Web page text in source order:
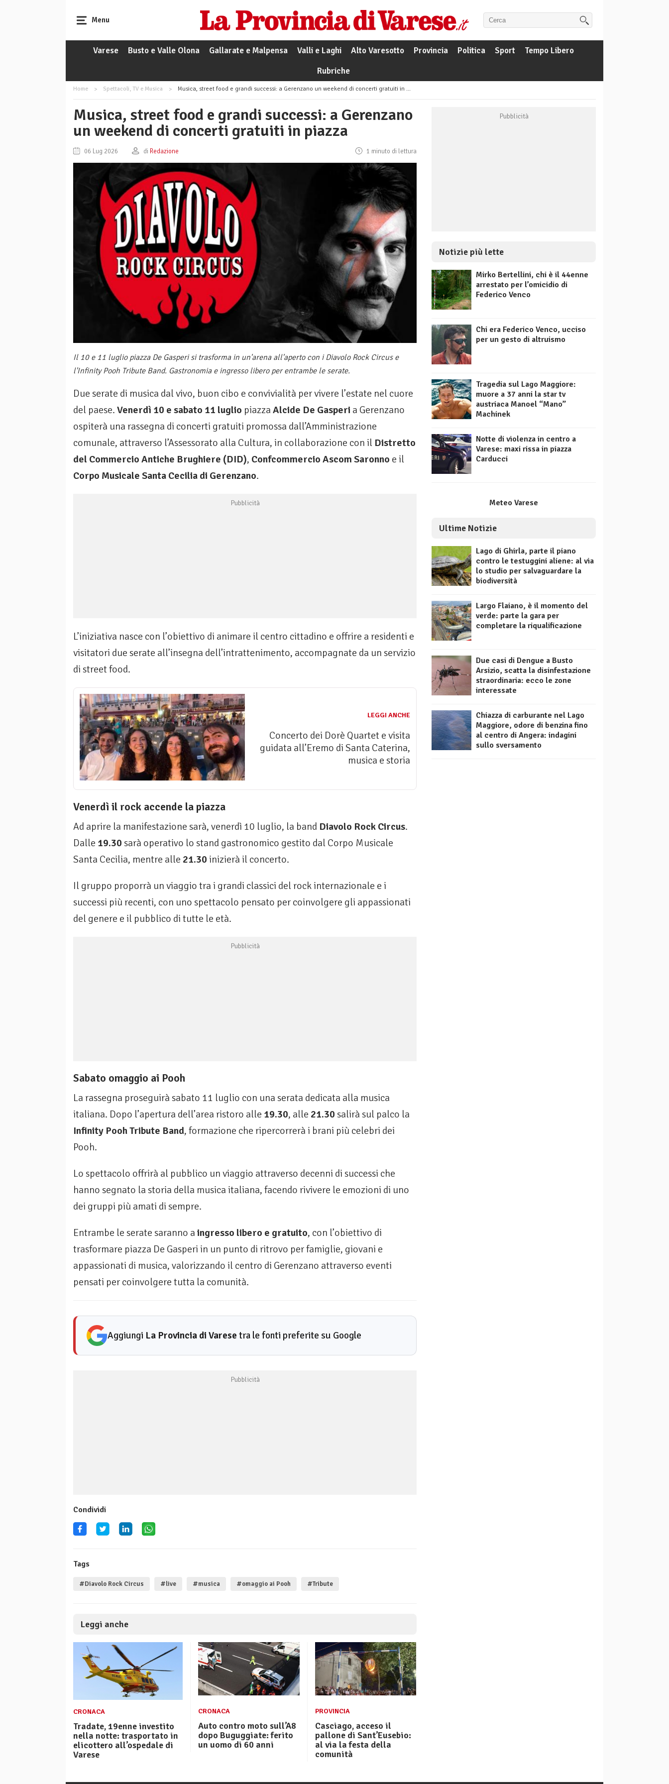
Menu
Varese Busto e Valle Olona Gallarate e Malpensa Valli e Laghi Alto Varesotto Provincia Politica Sport
Tempo Libero
Rubriche
Home Spettacoli, TV e Musica Musica, street food e grandi successi: a Gerenzano un weekend di concerti gratuiti in piazza
Musica, street food e grandi successi: a Gerenzano
un weekend di concerti gratuiti in piazza
06 Lug 2026 di Redazione 1 minuto di lettura
Il 10 e 11 luglio piazza De Gasperi si trasforma in un'arena all'aperto con i Diavolo Rock Circus e
l'Infinity Pooh Tribute Band. Gastronomia e ingresso libero per entrambe le serate.
Due serate di musica dal vivo, buon cibo e convivialità per vivere l’estate nel cuore
del paese. Venerdì 10 e sabato 11 luglio piazza Alcide De Gasperi a Gerenzano
ospiterà una rassegna di concerti gratuiti promossa dall’Amministrazione
comunale, attraverso l’Assessorato alla Cultura, in collaborazione con il Distretto
del Commercio Antiche Brughiere (DID), Confcommercio Ascom Saronno e il
Corpo Musicale Santa Cecilia di Gerenzano.
L’iniziativa nasce con l’obiettivo di animare il centro cittadino e offrire a residenti e
visitatori due serate all’insegna dell’intrattenimento, accompagnate da un servizio
di street food.
LEGGI ANCHE
Concerto dei Dorè Quartet e visita
guidata all’Eremo di Santa Caterina,
musica e storia
Venerdì il rock accende la piazza
Ad aprire la manifestazione sarà, venerdì 10 luglio, la band Diavolo Rock Circus.
Dalle 19.30 sarà operativo lo stand gastronomico gestito dal Corpo Musicale
Santa Cecilia, mentre alle 21.30 inizierà il concerto.
Il gruppo proporrà un viaggio tra i grandi classici del rock internazionale e i
successi più recenti, con uno spettacolo pensato per coinvolgere gli appassionati
del genere e il pubblico di tutte le età.
Sabato omaggio ai Pooh
La rassegna proseguirà sabato 11 luglio con una serata dedicata alla musica
italiana. Dopo l’apertura dell’area ristoro alle 19.30, alle 21.30 salirà sul palco la
Infinity Pooh Tribute Band, formazione che ripercorrerà i brani più celebri dei
Pooh.
Lo spettacolo offrirà al pubblico un viaggio attraverso decenni di successi che
hanno segnato la storia della musica italiana, facendo rivivere le emozioni di uno
dei gruppi più amati di sempre.
Entrambe le serate saranno a ingresso libero e gratuito, con l’obiettivo di
trasformare piazza De Gasperi in un punto di ritrovo per famiglie, giovani e
appassionati di musica, valorizzando il centro di Gerenzano attraverso eventi
pensati per coinvolgere tutta la comunità.
Aggiungi La Provincia di Varese tra le fonti preferite su Google
Condividi
Tags
#Diavolo Rock Circus #live #musica #omaggio ai Pooh #Tribute
Leggi anche
CRONACA
Tradate, 19enne investito
nella notte: trasportato in
elicottero all’ospedale di
Varese
CRONACA
Auto contro moto sull’A8
dopo Buguggiate: ferito
un uomo di 60 anni
PROVINCIA
Casciago, acceso il
pallone di Sant’Eusebio:
al via la festa della
comunità
Notizie più lette
Mirko Bertellini, chi è il 44enne
arrestato per l’omicidio di
Federico Venco
Chi era Federico Venco, ucciso
per un gesto di altruismo
Tragedia sul Lago Maggiore:
muore a 37 anni la star tv
austriaca Manoel “Mano”
Machinek
Notte di violenza in centro a
Varese: maxi rissa in piazza
Carducci
Meteo Varese
Ultime Notizie
Lago di Ghirla, parte il piano
contro le testuggini aliene: al via
lo studio per salvaguardare la
biodiversità
Largo Flaiano, è il momento del
verde: parte la gara per
completare la riqualificazione
Due casi di Dengue a Busto
Arsizio, scatta la disinfestazione
straordinaria: ecco le zone
interessate
Chiazza di carburante nel Lago
Maggiore, odore di benzina fino
al centro di Angera: indagini
sullo sversamento